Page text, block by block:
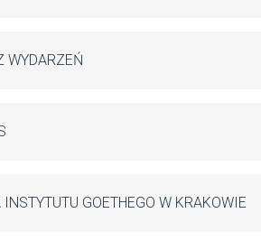
WYDARZEŃ
INSTYTUTU GOETHEGO W KRAKOWIE